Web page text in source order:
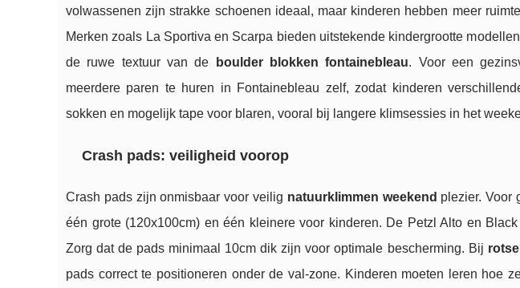
volwassenen zijn strakke schoenen ideaal, maar kinderen hebben meer
Merken zoals La Sportiva en Scarpa bieden uitstekende kindergrootte
de ruwe textuur van de
boulder blokken fontainebleau. Voor een
meerdere paren te huren in Fontainebleau zelf, zodat kinderen
sokken en mogelijk tape voor blaren, vooral bij langere klimsessies in het
Crash pads: veiligheid voorop
Crash pads zijn onmisbaar voor veilig natuurklimmen weekend plezier. Voor
één grote (120x100cm) en één kleinere voor kinderen. De Petzl Alto en
Zorg dat de pads minimaal 10cm dik zijn voor optimale bescherming. Bij
pads correct te positioneren onder de val-zone. Kinderen moeten leren hoe